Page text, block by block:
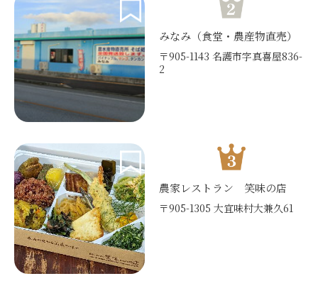
みなみ（食堂・農産物直売）
〒905-1143 名護市字真喜屋836-
2
農家レストラン 笑味の店
〒905-1305 大宜味村大兼久61